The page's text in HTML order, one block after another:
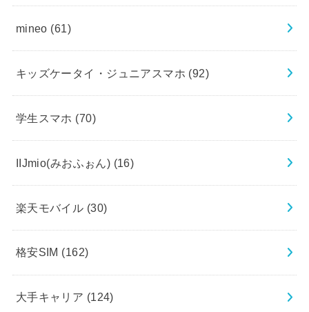
mineo (61)
キッズケータイ・ジュニアスマホ (92)
学生スマホ (70)
IIJmio(みおふぉん) (16)
楽天モバイル (30)
格安SIM (162)
大手キャリア (124)